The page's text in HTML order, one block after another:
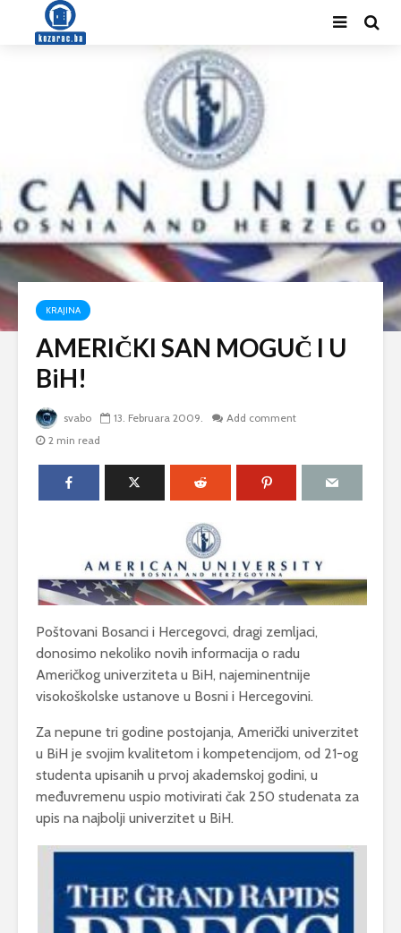
KRAJINA
AMERIČKI SAN MOGUČ I U
BiH!
svabo 13. Februara 2009.
Add comment
2 min read
Poštovani Bosanci i Hercegovci, dragi zemljaci,
donosimo nekoliko novih informacija o radu
Američkog univerziteta u BiH, najeminentnije
visokoškolske ustanove u Bosni i Hercegovini.
Za nepune tri godine postojanja, Američki univerzitet
u BiH je svojim kvalitetom i kompetencijom, od 21-og
studenta upisanih u prvoj akademskoj godini, u
međuvremenu uspio motivirati čak 250 studenata za
upis na najbolji univerzitet u BiH.